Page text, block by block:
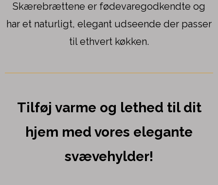
Skærebrættene er fødevaregodkendte og
har et naturligt, elegant udseende der passer
til ethvert køkken.
Tilføj varme og lethed til dit
hjem med vores elegante
svævehylder!